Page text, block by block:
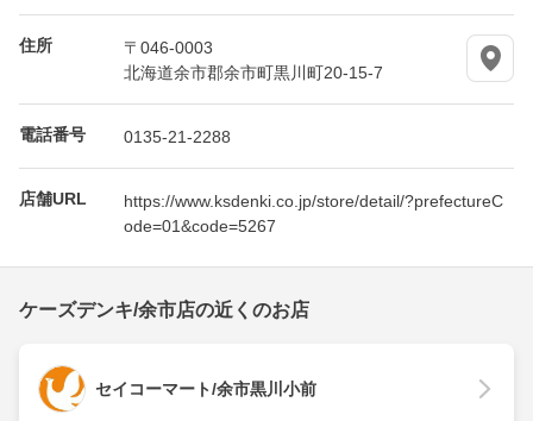
住所
〒046-0003
北海道余市郡余市町黒川町20-15-7
電話番号 0135-21-2288
店舗URL
https://www.ksdenki.co.jp/store/detail/?prefectureC
ode=01&code=5267
ケーズデンキ/余市店の近くのお店
セイコーマート/余市黒川小前